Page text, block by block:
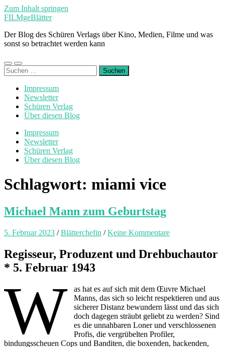
Zum Inhalt springen
FILMgeBlätter
Der Blog des Schüren Verlags über Kino, Medien, Filme und was
sonst so betrachtet werden kann
Mobile-
Menü
Suchfeld
ein-/ausblenden
Suchen
nach:
Impressum
Newsletter
Schüren Verlag
Über diesen Blog
Impressum
Newsletter
Schüren Verlag
Über diesen Blog
Schlagwort: miami vice
Michael Mann zum Geburtstag
5. Februar 2023 /Blätterchefin /Keine Kommentare
Regisseur, Produzent und Drehbuchautor
* 5. Februar 1943
W
as hat es auf sich mit dem Œuvre Michael
Manns, das sich so leicht respektieren und aus
sicherer Distanz bewundern lässt und das sich
doch dagegen sträubt geliebt zu werden? Sind
es die unnahbaren Loner und verschlossenen
Profis, die vergrübelten Profiler,
bindungsscheuen Cops und Banditen, die boxenden, hackenden,